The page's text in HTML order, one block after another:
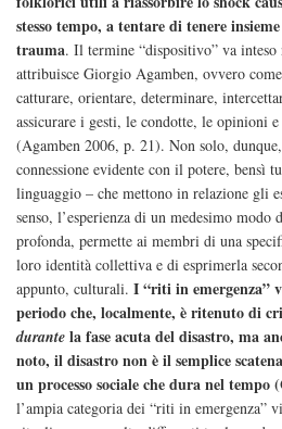
stesso tempo, a tentare di tenere
trauma. Il termine “dispositivo” va
attribuisce Giorgio Agamben, ovvero
catturare, orientare, determinare,
assicurare i gesti, le condotte, le opinioni
(Agamben 2006, p. 21). Non solo,
connessione evidente con il potere, bensì
linguaggio – che mettono in relazione gli
senso, l’esperienza di un medesimo modo
profonda, permette ai membri di una
loro identità collettiva e di esprimerla
appunto, culturali. I “riti in emergenza”
periodo che, localmente, è ritenuto di
durante la fase acuta del disastro, ma
noto, il disastro non è il semplice
un processo sociale che dura nel tempo
l’ampia categoria dei “riti in emergenza”